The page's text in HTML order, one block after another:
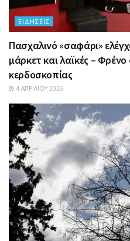
ΕΙΔΉΣΕΙΣ
Πασχαλινό «σαφάρι»
μάρκετ και λαϊκές –
κερδοσκοπίας
4 ΑΠΡΙΛΊΟΥ 2026